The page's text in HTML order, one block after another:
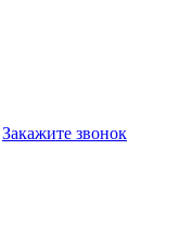
Закажите звонок